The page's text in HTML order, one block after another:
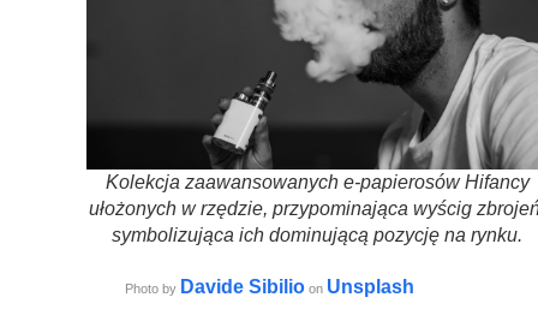
Kolekcja zaawansowanych e-papierosów Hifancy
ułożonych w rzędzie, przypominająca wyścig
symbolizująca ich dominującą pozycję na rynku.
Photo by Davide Sibilioon Unsplash